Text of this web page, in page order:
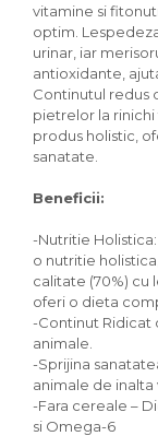
vitamine si
optim.
urinar, iar
antioxidante,
Continutul redus
pietrelor la
produs holistic,
sanatate.
Beneficii:
-Nutritie
o nutritie
calitate (70%) cu
oferi o dieta
-Continut Ridicat
animale.
-Sprijina
animale de
-Fara cereale –
si Omega-6